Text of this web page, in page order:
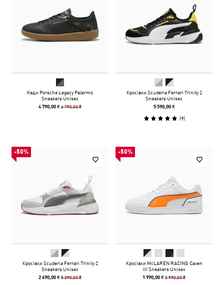
Кеди Porsche Legacy Palermo
Sneakers Unisex
4 790,00 ₴6 790,00 ₴
Кросівки Scuderia Ferrari Trinity 2
Sneakers Unisex
5 590,00 ₴
(9)
-50%
Кросівки Scuderia Ferrari Trinity 2
Sneakers Unisex
2 690,00 ₴5 390,00 ₴
-50%
Кросівки McLAREN RACING Caven
III Sneakers Unisex
1 990,00 ₴3 990,00 ₴